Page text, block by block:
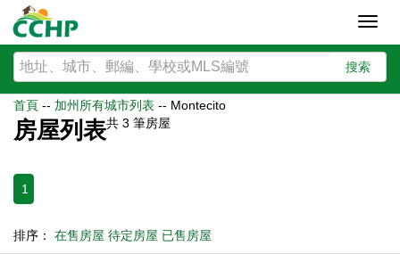
搜索
首頁 -- 加州所有城市列表 -- Montecito
房屋列表共 3 筆房屋
1
排序： 在售房屋 待定房屋 已售房屋